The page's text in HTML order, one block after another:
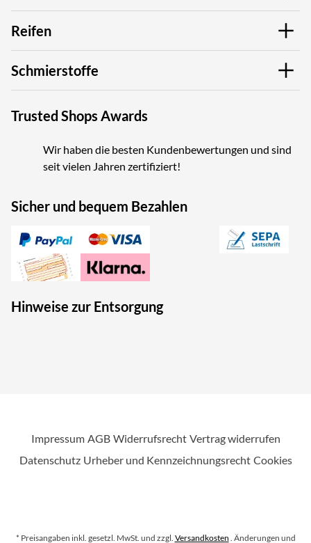
Reifen
Schmierstoffe
Trusted Shops Awards
Wir haben die besten Kundenbewertungen und sind
seit vielen Jahren zertifiziert!
Sicher und bequem Bezahlen
Hinweise zur Entsorgung
Impressum AGB Widerrufsrecht Vertrag widerrufen
Datenschutz Urheber und Kennzeichnungsrecht Cookies
* Preisangaben inkl. gesetzl. MwSt. und zzgl. Versandkosten . Änderungen und